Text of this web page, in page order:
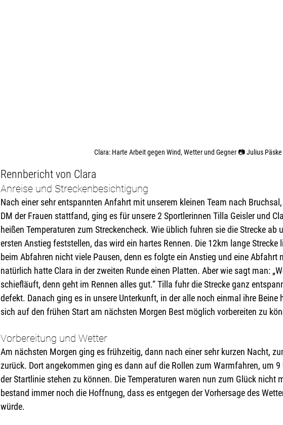
Clara: Harte Arbeit gegen Wind, Wetter und Gegner 📷 Julius Päske
Rennbericht von Clara
Anreise und Streckenbesichtigung
Nach einer sehr entspannten Anfahrt mit unserem kleinen Team nach
DM der Frauen stattfand, ging es für unsere 2 Sportlerinnen Tilla Geisler und
heißen Temperaturen zum Streckencheck. Wie üblich fuhren sie die Strecke ab
ersten Anstieg feststellen, das wird ein hartes Rennen. Die 12km lange Strecke
beim Abfahren nicht viele Pausen, denn es folgte ein Anstieg und eine Abfahrt
natürlich hatte Clara in der zweiten Runde einen Platten. Aber wie sagt man:
schiefläuft, denn geht im Rennen alles gut.“ Tilla fuhr die Strecke ganz
defekt. Danach ging es in unsere Unterkunft, in der alle noch einmal ihre Beine
sich auf den frühen Start am nächsten Morgen Best möglich vorbereiten zu
Vorbereitung und Wetter
Am nächsten Morgen ging es frühzeitig, dann nach einer sehr kurzen Nacht,
zurück. Dort angekommen ging es dann auf die Rollen zum Warmfahren, um
der Startlinie stehen zu können. Die Temperaturen waren nun zum Glück nicht
bestand immer noch die Hoffnung, dass es entgegen der Vorhersage des
würde.